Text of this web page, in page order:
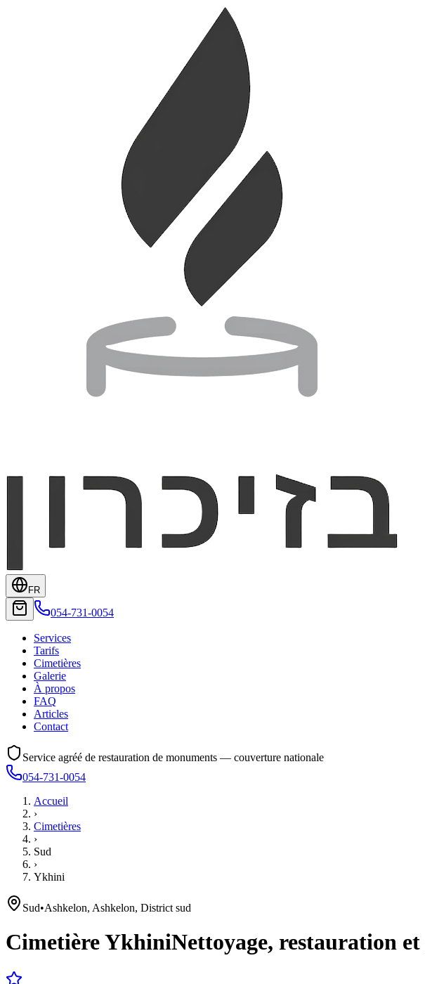
FR
054-731-0054
Services
Tarifs
Cimetières
Galerie
À propos
FAQ
Articles
Contact
Service agréé de restauration de monuments — couverture nationale
054-731-0054
Accueil
›
Cimetières
›
Sud
›
Ykhini
Sud•Ashkelon, Ashkelon, District sud
CimetièreYkhiniNettoyage, restauration